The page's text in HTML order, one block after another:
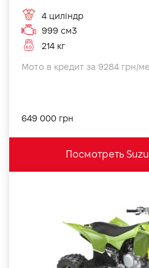
4 циліндр
999 см3
214 кг
Мото в кредит за 9284 грн/
649 000 грн
Посмотреть